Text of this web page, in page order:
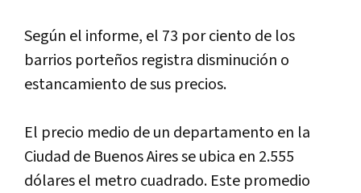
Según el informe, el 73 por ciento de los
barrios porteños registra disminución o
estancamiento de sus precios.
El precio medio de un departamento en la
Ciudad de Buenos Aires se ubica en 2.555
dólares el metro cuadrado. Este promedio